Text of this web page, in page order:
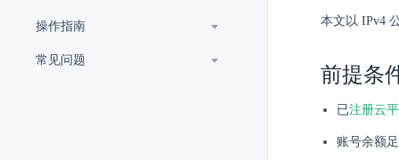
操作指南
常见问题
本文以 IPv4
前提条
已注册云
账号余额